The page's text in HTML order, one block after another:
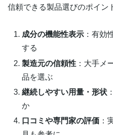
信頼できる製品選びのポイン
成分の機能性表示 ：有効
する
製造元の信頼性 ：大手メ
品を選ぶ
継続しやすい用量・形状
か
口コミや専門家の評価 ：